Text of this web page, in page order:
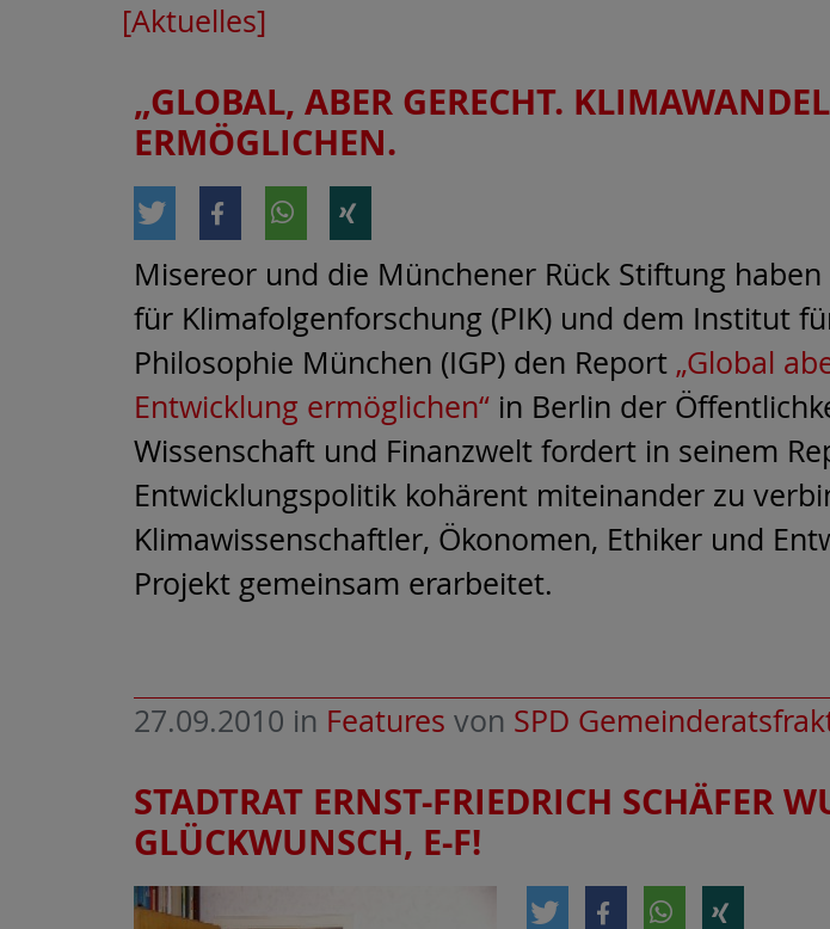
[Aktuelles]
„GLOBAL, ABER GERECHT.
ERMÖGLICHEN.
Misereor und die Münchener Rück Stiftung
für Klimafolgenforschung (PIK) und dem Institut
Philosophie München (IGP) den Report „Global
Entwicklung ermöglichen“ in Berlin der
Wissenschaft und Finanzwelt fordert in seinem
Entwicklungspolitik kohärent miteinander zu
Klimawissenschaftler, Ökonomen, Ethiker und
Projekt gemeinsam erarbeitet.
27.09.2010 in Features von SPD
STADTRAT ERNST-FRIEDRICH SCHÄFER
GLÜCKWUNSCH, E-F!